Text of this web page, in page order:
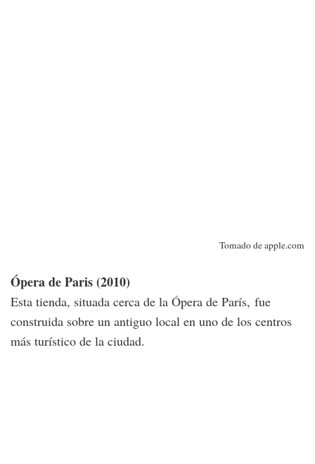
Tomado de apple.com
Ópera de Paris (2010)
Esta tienda, situada cerca de la Ópera de París, fue
construida sobre un antiguo local en uno de los centros
más turístico de la ciudad.